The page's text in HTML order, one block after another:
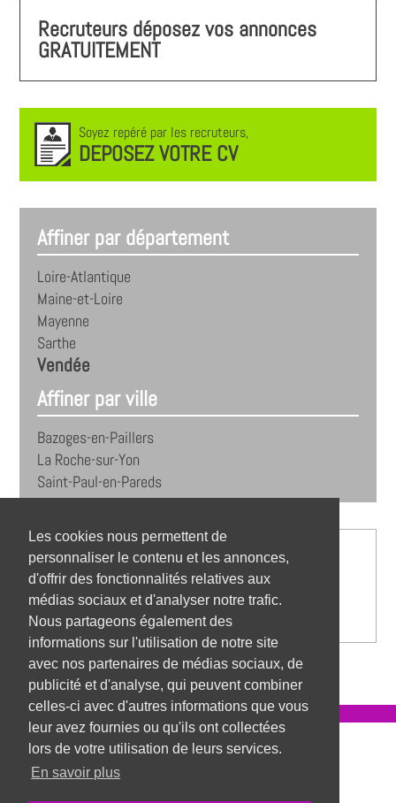
Les cookies nous permettent de
personnaliser le contenu et les annonces,
d'offrir des fonctionnalités relatives aux
médias sociaux et d'analyser notre trafic.
Nous partageons également des
informations sur l'utilisation de notre site
avec nos partenaires de médias sociaux, de
publicité et d'analyse, qui peuvent combiner
celles-ci avec d'autres informations que vous
leur avez fournies ou qu'ils ont collectées
lors de votre utilisation de leurs services.
En savoir plus
Recruteurs déposez vos annonces
GRATUITEMENT
Soyez repéré par les recruteurs,
DEPOSEZ VOTRE CV
Affiner par département
Loire-Atlantique
Maine-et-Loire
Mayenne
Sarthe
Vendée
Affiner par ville
Bazoges-en-Paillers
La Roche-sur-Yon
Saint-Paul-en-Pareds
Référentiel des métiers